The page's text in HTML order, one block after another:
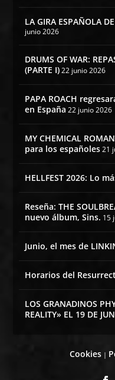
LA GIRA ESPAÑOLA
junio 2026
DRUMS OF WAR:
(PARTE I) 22 junio 2026
PAPA ROACH
en España 22 junio 2026
MY CHEMICAL
para los españoles 21
HELLFEST 2026: Lo
Reseña: THE
nuevo álbum, Sins. 15
Junio, el mes de
Horarios del
LOS GRANADINOS
REALITY» EL 19 DE
Cookies|